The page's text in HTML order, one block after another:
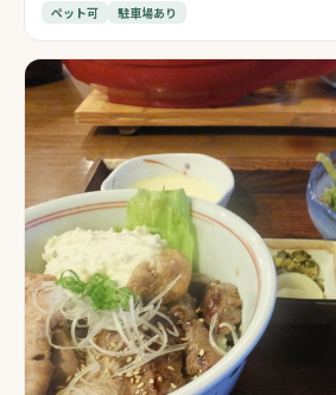
ペット可 駐車場あり